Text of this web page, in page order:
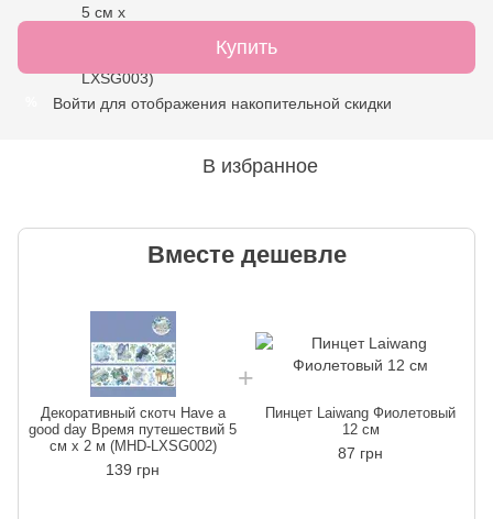
Купить
Войти для отображения накопительной скидки
В избранное
Вместе дешевле
Декоративный скотч Have a
good day Время путешествий 5
см х 2 м (MHD-LXSG002)
139 грн
Пинцет Laiwang Фиолетовый
12 см
87 грн